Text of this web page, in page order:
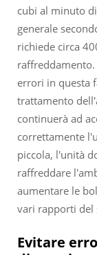
cubi al minuto
generale
richiede circa
errori in questa
trattamento
continuerà ad
correttamente
piccola, l'unità
raffreddare
aumentare le
vari rapporti del
Evitare